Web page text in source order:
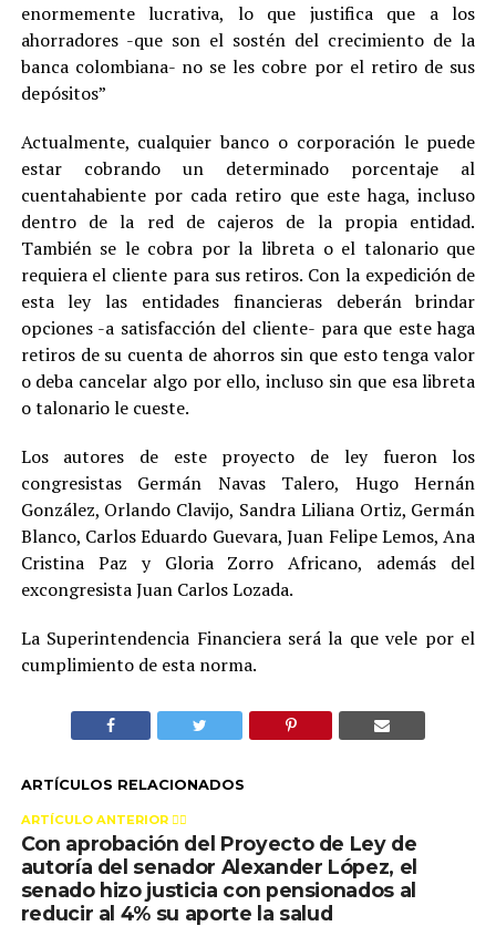
enormemente lucrativa, lo que justifica que a los
ahorradores -que son el sostén del crecimiento de la
banca colombiana- no se les cobre por el retiro de sus
depósitos”
Actualmente, cualquier banco o corporación le puede
estar cobrando un determinado porcentaje al
cuentahabiente por cada retiro que este haga, incluso
dentro de la red de cajeros de la propia entidad.
También se le cobra por la libreta o el talonario que
requiera el cliente para sus retiros. Con la expedición de
esta ley las entidades financieras deberán brindar
opciones -a satisfacción del cliente- para que este haga
retiros de su cuenta de ahorros sin que esto tenga valor
o deba cancelar algo por ello, incluso sin que esa libreta
o talonario le cueste.
Los autores de este proyecto de ley fueron los
congresistas Germán Navas Talero, Hugo Hernán
González, Orlando Clavijo, Sandra Liliana Ortiz, Germán
Blanco, Carlos Eduardo Guevara, Juan Felipe Lemos, Ana
Cristina Paz y Gloria Zorro Africano, además del
excongresista Juan Carlos Lozada.
La Superintendencia Financiera será la que vele por el
cumplimiento de esta norma.
ARTÍCULOS RELACIONADOS
ARTÍCULO ANTERIOR 👉🏻
Con aprobación del Proyecto de Ley de
autoría del senador Alexander López, el
senado hizo justicia con pensionados al
reducir al 4% su aporte la salud